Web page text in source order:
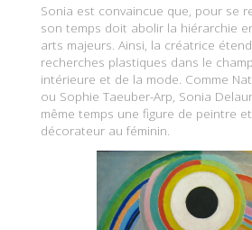
Sonia est convaincue que, pour se
son temps doit abolir la hiérarchie
arts majeurs. Ainsi, la créatrice
recherches plastiques dans le
intérieure et de la mode. Comme
ou Sophie Taeuber-Arp, Sonia
même temps une figure de peintre
décorateur au féminin.